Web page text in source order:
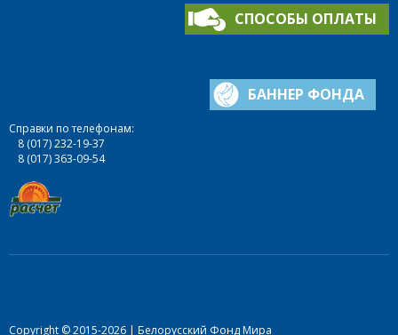
СПОСОБЫ ОПЛАТЫ
БАННЕР ФОНДА
Справки по телефонам:
8 (017) 232-19-37
8 (017) 363-09-54
Copyright © 2015-2026 | Белорусский Фонд Мира